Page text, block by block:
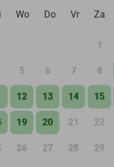
Wo Do Vr Za
1
5 6 7 8
12 13 14 15
19 20 21 22
26 27 28 29